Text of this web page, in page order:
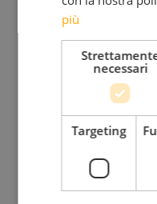
Riflessioni,
dati personali.
più
necessari
Targeting